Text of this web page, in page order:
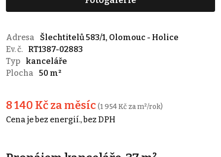
Adresa
Šlechtitelů 583/1, Olomouc - Holice
Ev. č.
RT1387-02883
Typ
kanceláře
Plocha
50 m²
8 140 Kč za měsíc (1 954 Kč za m²/rok)
Cena je bez energií., bez DPH